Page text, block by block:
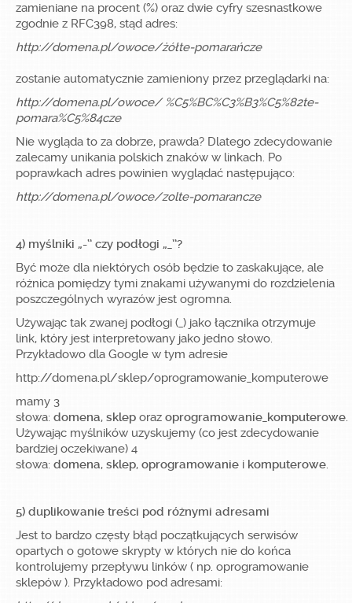
zamieniane na procent (%) oraz dwie cyfry szesnastkowe
zgodnie z RFC398, stąd adres:
http://domena.pl/owoce/żółte-pomarańcze
zostanie automatycznie zamieniony przez przeglądarki na:
http://domena.pl/owoce/ %C5%BC%C3%B3%C5%82te-
pomara%C5%84cze
Nie wygląda to za dobrze, prawda? Dlatego zdecydowanie
zalecamy unikania polskich znaków w linkach. Po
poprawkach adres powinien wyglądać następująco:
http://domena.pl/owoce/zolte-pomarancze
4) myślniki „-‘’ czy podłogi „_’’?
Być może dla niektórych osób będzie to zaskakujące, ale
różnica pomiędzy tymi znakami używanymi do rozdzielenia
poszczególnych wyrazów jest ogromna.
Używając tak zwanej podłogi (_) jako łącznika otrzymuje
link, który jest interpretowany jako jedno słowo.
Przykładowo dla Google w tym adresie
http://domena.pl/sklep/oprogramowanie_komputerowe
mamy 3
słowa: domena, sklep oraz oprogramowanie_komputerowe.
Używając myślników uzyskujemy (co jest zdecydowanie
bardziej oczekiwane) 4
słowa: domena, sklep, oprogramowanie i komputerowe.
5) duplikowanie treści pod różnymi adresami
Jest to bardzo częsty błąd początkujących serwisów
opartych o gotowe skrypty w których nie do końca
kontrolujemy przepływu linków ( np. oprogramowanie
sklepów ). Przykładowo pod adresami: